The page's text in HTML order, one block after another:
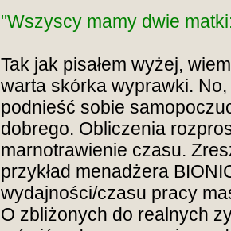
"Wszyscy mamy dwie
Tak jak pisałem wyżej,
warta skórka wyprawki.
podnieść sobie
dobrego. Obliczenia
marnotrawienie czasu.
przykład menadżera
wydajności/czasu pracy
O zbliżonych do realnych